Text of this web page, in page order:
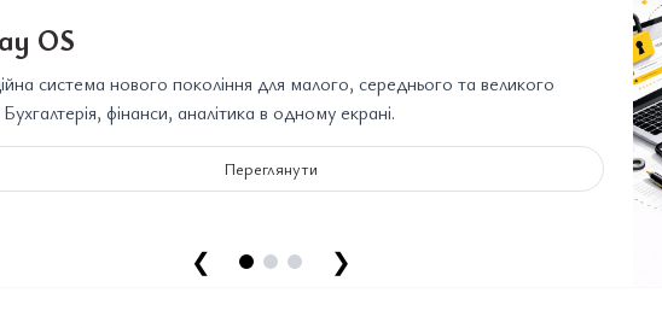
OS
система нового покоління для малого, середнього та великого
Бухгалтерія, фінанси, аналітика в одному екрані.
Переглянути
❮ ❯